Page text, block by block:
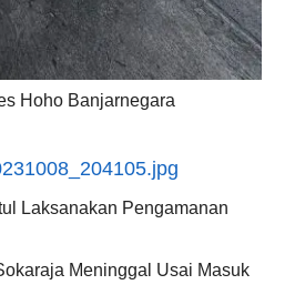
Hoho Banjarnegara
Laksanakan Pengamanan
Meninggal Usai Masuk